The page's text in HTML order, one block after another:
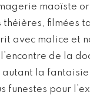
maoïste
filmées
avec malice et
de la
la
funestes pour